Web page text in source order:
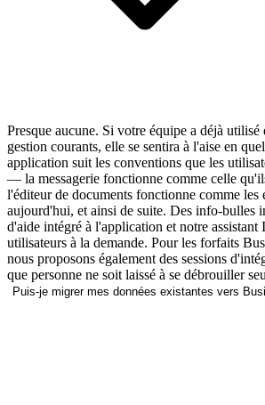
Presque aucune. Si votre équipe a déjà utilisé
gestion courants, elle se sentira à l'aise en
application suit les conventions que les
— la messagerie fonctionne comme celle
l'éditeur de documents fonctionne comme les
aujourd'hui, et ainsi de suite. Des info-bulles
d'aide intégré à l'application et notre assistant
utilisateurs à la demande. Pour les forfaits
nous proposons également des sessions
que personne ne soit laissé à se débrouiller
Puis-je migrer mes données existantes vers